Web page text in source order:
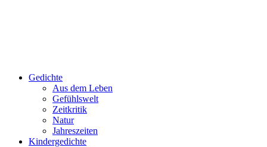
Gedichte
Aus dem Leben
Gefühlswelt
Zeitkritik
Natur
Jahreszeiten
Kindergedichte